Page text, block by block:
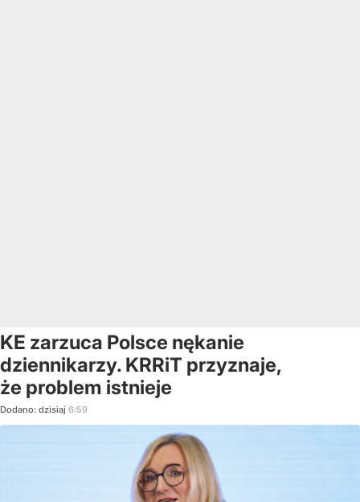
KE zarzuca Polsce nękanie
dziennikarzy. KRRiT przyznaje,
że problem istnieje
Dodano: dzisiaj 6:59